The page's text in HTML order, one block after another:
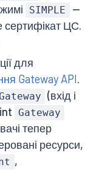
SIMPLE
—
сертифікат ЦС.
для
Gateway API.
(вхід і
Gateway
тепер
ресурси,
,